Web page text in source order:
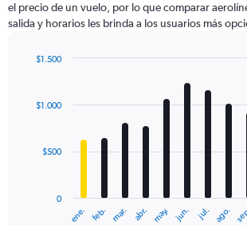
1
Y
displaying
el precio de un vuelo, por lo que comparar
salida y horarios les brinda a los usuarios más
with
12
The
ene. feb. mar. abr. may. jun. jul. ago.
0
$500
$1.000
$1.500